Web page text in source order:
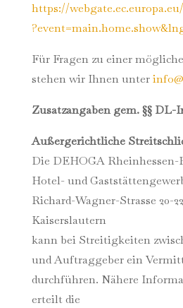
https://
Für Fragen zu einer
stehen wir Ihnen unter
Zusatzangaben gem. §§ DL-
Außergerichtliche
Die DEHOGA Rheinhessen-
Hotel- und
Richard-Wagner-Strasse 20-
Kaiserslautern
kann bei Streitigkeiten
und Auftraggeber ein
durchführen. Nähere
erteilt die